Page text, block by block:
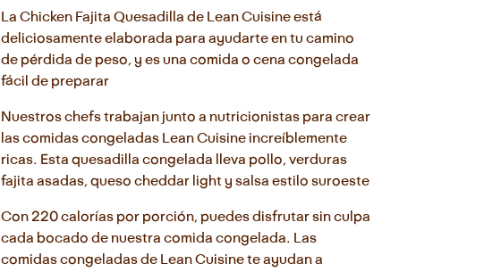
Read
Reviews.
Enlace
la
página.
La Chicken Fajita Quesadilla de Lean Cuisine está
deliciosamente elaborada para ayudarte en tu camino
de pérdida de peso, y es una comida o cena congelada
fácil de preparar
Nuestros chefs trabajan junto a nutricionistas para crear
las comidas congeladas Lean Cuisine increíblemente
ricas. Esta quesadilla congelada lleva pollo, verduras
fajita asadas, queso cheddar light y salsa estilo suroeste
Con 220 calorías por porción, puedes disfrutar sin culpa
cada bocado de nuestra comida congelada. Las
comidas congeladas de Lean Cuisine te ayudan a